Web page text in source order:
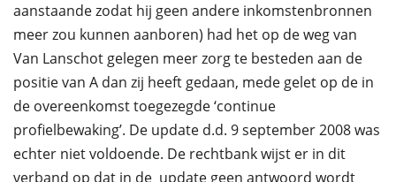
aanstaande zodat hij geen andere inkomstenbronnen
meer zou kunnen aanboren) had het op de weg van
Van Lanschot gelegen meer zorg te besteden aan de
positie van A dan zij heeft gedaan, mede gelet op de in
de overeenkomst toegezegde ‘continue
profielbewaking’. De update d.d. 9 september 2008 was
echter niet voldoende. De rechtbank wijst er in dit
verband op dat in de update geen antwoord wordt